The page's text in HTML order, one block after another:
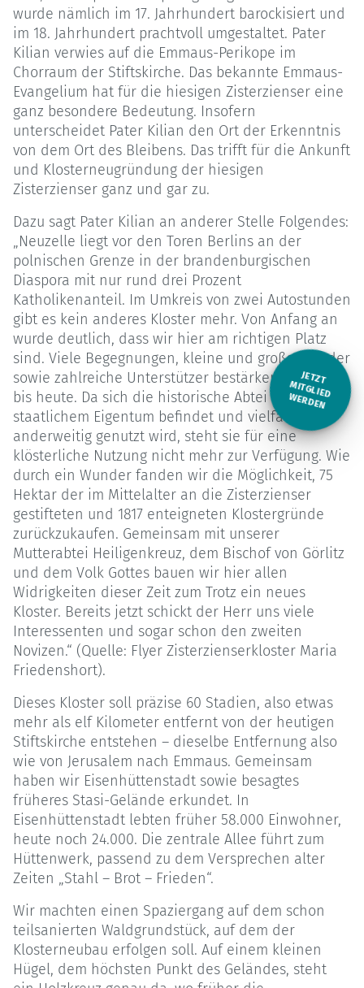
JETZT
M
ITGLIED W
ERDEN
wurde nämlich im 17. Jahrhundert barockisiert und
im 18. Jahrhundert prachtvoll umgestaltet. Pater
Kilian verwies auf die Emmaus-Perikope im
Chorraum der Stiftskirche. Das bekannte Emmaus-
Evangelium hat für die hiesigen Zisterzienser eine
ganz besondere Bedeutung. Insofern
unterscheidet Pater Kilian den Ort der Erkenntnis
von dem Ort des Bleibens. Das trifft für die Ankunft
und Klosterneugründung der hiesigen
Zisterzienser ganz und gar zu.
Dazu sagt Pater Kilian an anderer Stelle Folgendes:
„Neuzelle liegt vor den Toren Berlins an der
polnischen Grenze in der brandenburgischen
Diaspora mit nur rund drei Prozent
Katholikenanteil. Im Umkreis von zwei Autostunden
gibt es kein anderes Kloster mehr. Von Anfang an
wurde deutlich, dass wir hier am richtigen Platz
sind. Viele Begegnungen, kleine und große Wunder
sowie zahlreiche Unterstützer bestärken uns darin
bis heute. Da sich die historische Abtei seit 1817 in
staatlichem Eigentum befindet und vielfach
anderweitig genutzt wird, steht sie für eine
klösterliche Nutzung nicht mehr zur Verfügung. Wie
durch ein Wunder fanden wir die Möglichkeit, 75
Hektar der im Mittelalter an die Zisterzienser
gestifteten und 1817 enteigneten Klostergründe
zurückzukaufen. Gemeinsam mit unserer
Mutterabtei Heiligenkreuz, dem Bischof von Görlitz
und dem Volk Gottes bauen wir hier allen
Widrigkeiten dieser Zeit zum Trotz ein neues
Kloster. Bereits jetzt schickt der Herr uns viele
Interessenten und sogar schon den zweiten
Novizen.“ (Quelle: Flyer Zisterzienserkloster Maria
Friedenshort).
Dieses Kloster soll präzise 60 Stadien, also etwas
mehr als elf Kilometer entfernt von der heutigen
Stiftskirche entstehen – dieselbe Entfernung also
wie von Jerusalem nach Emmaus. Gemeinsam
haben wir Eisenhüttenstadt sowie besagtes
früheres Stasi-Gelände erkundet. In
Eisenhüttenstadt lebten früher 58.000 Einwohner,
heute noch 24.000. Die zentrale Allee führt zum
Hüttenwerk, passend zu dem Versprechen alter
Zeiten „Stahl – Brot – Frieden“.
Wir machten einen Spaziergang auf dem schon
teilsanierten Waldgrundstück, auf dem der
Klosterneubau erfolgen soll. Auf einem kleinen
Hügel, dem höchsten Punkt des Geländes, steht